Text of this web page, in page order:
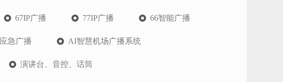
67IP广播 77IP广播 66智能广播
应急广播 AI智慧机场广播系统
演讲台、音控、话筒